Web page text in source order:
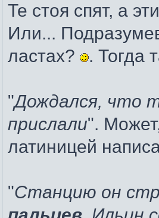
Те стоя спят, а
Или...
ластах?
. Тогда
"Дождался, что
прислали".
латиницей
"Станцию он